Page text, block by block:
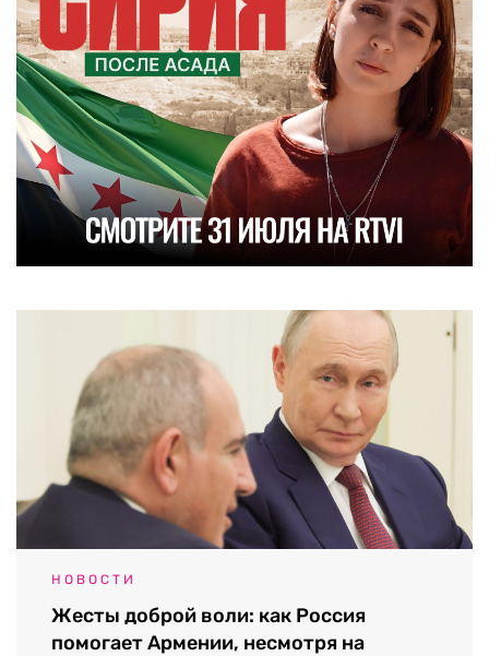
НОВОСТИ
Жесты доброй воли: как Россия
помогает Армении, несмотря на